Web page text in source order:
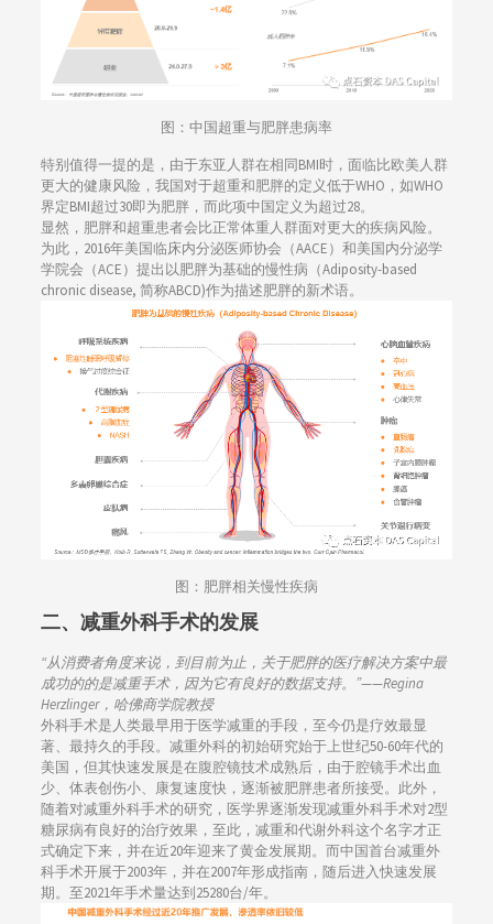
图：中国超重与肥胖患病率
特别值得一提的是，由于东亚人群在相同BMI时，面临比欧美人群
更大的健康风险，我国对于超重和肥胖的定义低于WHO，如WHO
界定BMI超过30即为肥胖，而此项中国定义为超过28。
显然，肥胖和超重患者会比正常体重人群面对更大的疾病风险。
为此，2016年美国临床内分泌医师协会（AACE）和美国内分泌学
学院会（ACE）提出以肥胖为基础的慢性病（Adiposity-based
chronic disease, 简称ABCD)作为描述肥胖的新术语。
图：肥胖相关慢性疾病
二、减重外科手术的发展
“从消费者角度来说，到目前为止，关于肥胖的医疗解决方案中最
成功的的是减重手术，因为它有良好的数据支持。”——Regina
Herzlinger，哈佛商学院教授
外科手术是人类最早用于医学减重的手段，至今仍是疗效最显
著、最持久的手段。减重外科的初始研究始于上世纪50-60年代的
美国，但其快速发展是在腹腔镜技术成熟后，由于腔镜手术出血
少、体表创伤小、康复速度快，逐渐被肥胖患者所接受。此外，
随着对减重外科手术的研究，医学界逐渐发现减重外科手术对2型
糖尿病有良好的治疗效果，至此，减重和代谢外科这个名字才正
式确定下来，并在近20年迎来了黄金发展期。而中国首台减重外
科手术开展于2003年，并在2007年形成指南，随后进入快速发展
期。至2021年手术量达到25280台/年。